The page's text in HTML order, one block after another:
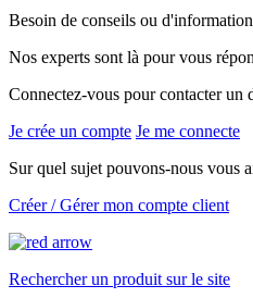
Besoin de conseils ou
Nos experts sont là pour vous
Connectez-vous pour contacter un
Je crée un compte Je me connecte
Sur quel sujet pouvons-nous vous
Créer / Gérer mon compte client
Rechercher un produit sur le site